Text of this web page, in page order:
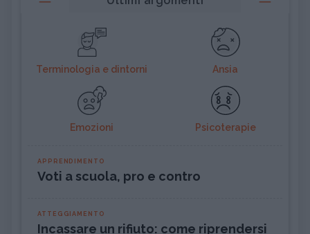
Terminologia e dintorni Ansia
Emozioni Psicoterapie
APPRENDIMENTO
Voti a scuola, pro e contro
ATTEGGIAMENTO
Incassare un rifiuto: come riprendersi